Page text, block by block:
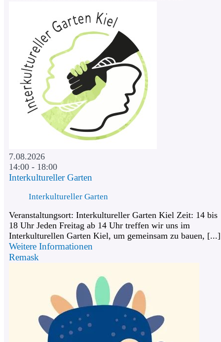
7.08.2026
14:00 - 18:00
Interkultureller Garten
Interkultureller Garten
Veranstaltungsort: Interkultureller Garten Kiel Zeit: 14 bis
18 Uhr Jeden Freitag ab 14 Uhr treffen wir uns im
Interkulturellen Garten Kiel, um gemeinsam zu bauen, [...]
Weitere Informationen
Remask